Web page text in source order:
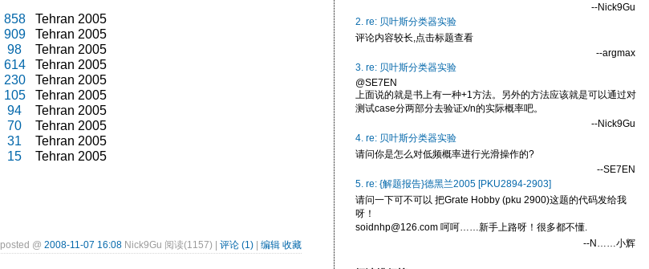
858
Tehran 2005
909
Tehran 2005
98
Tehran 2005
614
Tehran 2005
230
Tehran 2005
105
Tehran 2005
94
Tehran 2005
70
Tehran 2005
31
Tehran 2005
15 Tehran 2005
posted @ 2008-11-07 16:08Nick9Gu 阅读(1157) | 评论 (1)| 编辑 收藏
--Nick9Gu
2. re: 贝叶斯分类器实验
评论内容较长,点击标题查看
--argmax
3. re: 贝叶斯分类器实验
@SE7EN
上面说的就是书上有一种+1方法。另外的方法应该就是可以通过对
测试case分两部分去验证x/n的实际概率吧。
--Nick9Gu
4. re: 贝叶斯分类器实验
请问你是怎么对低频概率进行光滑操作的?
--SE7EN
5. re: {解题报告}德黑兰2005 [PKU2894-2903]
请问一下可不可以 把Grate Hobby (pku 2900)这题的代码发给我
呀！
soidnhp@126.com 呵呵……新手上路呀！很多都不懂.
--N……小辉